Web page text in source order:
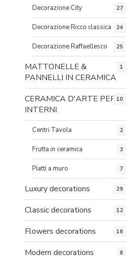
Decorazione City 27
Decorazione Ricco classica 24
Decorazione Raffaellesco 25
MATTONELLE &
PANNELLI IN CERAMICA
1
CERAMICA D'ARTE PER
INTERNI
10
Centri Tavola 2
Frutta in ceramica 3
Piatti a muro 7
Luxury decorations 29
Classic decorations 12
Flowers decorations 16
Modern decorations 8